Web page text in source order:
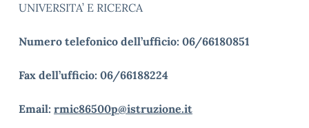
UNIVERSITA’ E RICERCA
Numero telefonico dell’ufficio: 06/66180851
Fax dell’ufficio: 06/66188224
Email: rmic86500p@istruzione.it